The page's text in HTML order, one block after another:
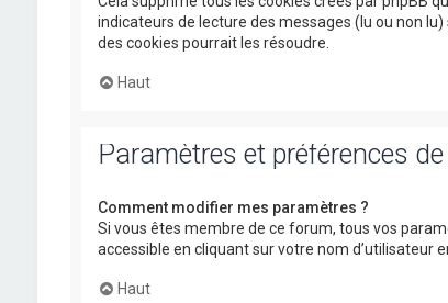
indicateurs de lecture des messages (lu ou non
des cookies pourrait les résoudre.
Haut
Paramètres et préférences de
Comment modifier mes paramètres ?
Si vous êtes membre de ce forum, tous vos
accessible en cliquant sur votre nom d’utilisateur
Haut